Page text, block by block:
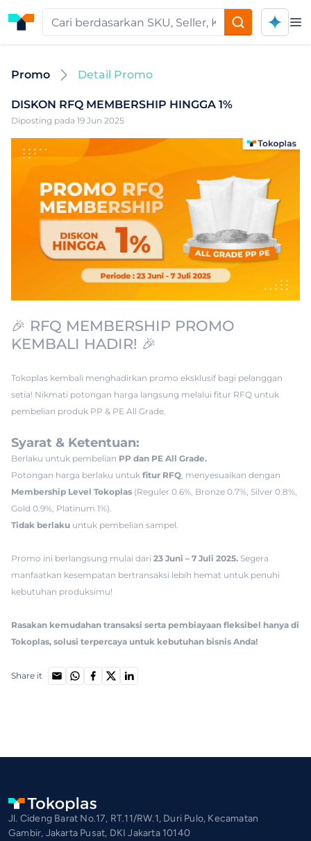
Promo Detail Promo
DISKON RFQ MEMBERSHIP HINGGA 1%
Diposting pada 19 Jun 2025
🎉 RFQ MEMBERSHIP PROMO
KEMBALI HADIR! 🎉
Tokoplas kembali menghadirkan promo eksklusif bagi pelanggan
setia! Nikmati potongan harga langsung melalui fitur RFQ untuk
pembelian produk PP & PE All Grade.
Syarat & Ketentuan:
Berlaku untuk pembelian PP dan PE All Grade.
Potongan harga berlaku untuk fitur RFQ, menyesuaikan dengan
Membership Level Tokoplas (Reguler 0.6%, Bronze 0.7%, Silver 0.8%,
Gold 0.9%, Platinum 1%).
Tidak berlaku untuk pembelian sampel.
Promo ini berlangsung mulai dari 23 Juni – 7 Juli 2025. Segera
manfaatkan kesempatan bertransaksi lebih hemat untuk penuhi
kebutuhan produksimu!
Rasakan kemudahan transaksi serta pembiayaan fleksibel hanya di
Tokoplas, solusi terpercaya untuk kebutuhan bisnis Anda!
Share it
Jl. Cideng Barat No.17, RT.11/RW.1, Duri Pulo, Kecamatan
Gambir, Jakarta Pusat, DKI Jakarta 10140